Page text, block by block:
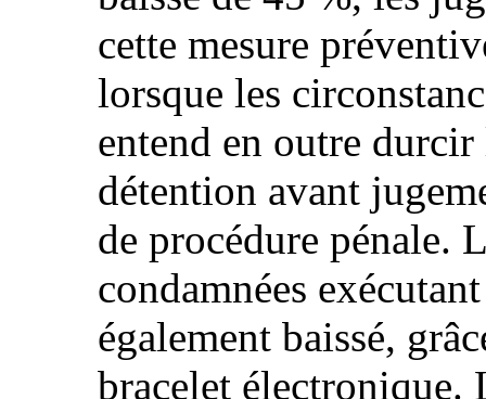
cette mesure
lorsque les
entend en outre
détention avant
de procédure pénale.
condamnées
également baissé,
bracelet électronique.